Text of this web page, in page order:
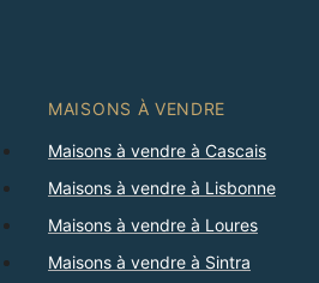
MAISONS À VENDRE
Maisons à vendre à Cascais
Maisons à vendre à Lisbonne
Maisons à vendre à Loures
Maisons à vendre à Sintra